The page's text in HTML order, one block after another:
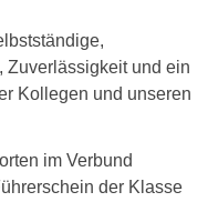
Zuverlässigkeit und ein
Kollegen und unseren
im Verbund
der Klasse